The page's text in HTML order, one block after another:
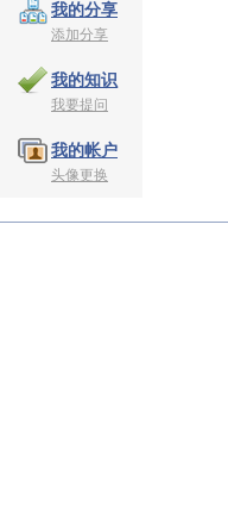
我的分享
添加分享
我的知识
我要提问
我的帐户
头像更换